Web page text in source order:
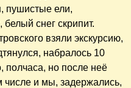
пушистые ели,
снег скрипит.
взяли экскурсию,
набралось 10
полчаса, но после неё
и мы, задержались,